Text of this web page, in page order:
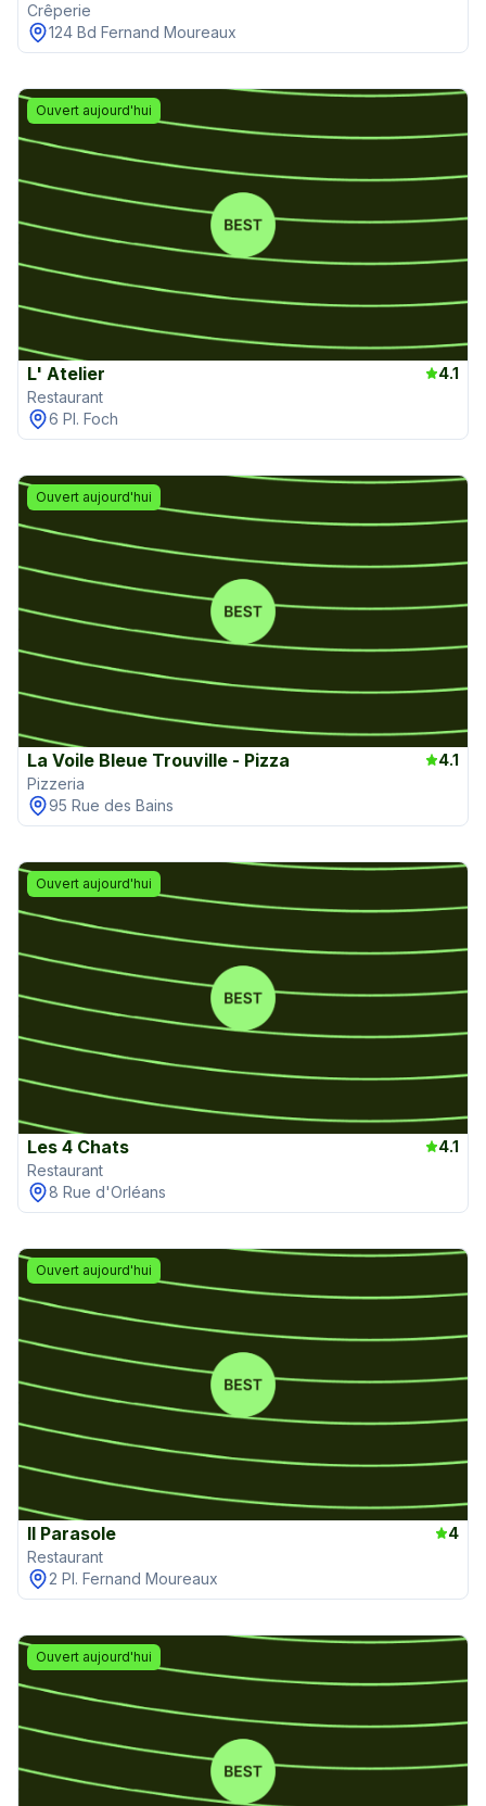
Crêperie
124 Bd Fernand Moureaux
Ouvert aujourd'hui
L' Atelier
4.1
Restaurant
6 Pl. Foch
Ouvert aujourd'hui
La Voile Bleue Trouville - Pizza
4.1
Pizzeria
95 Rue des Bains
Ouvert aujourd'hui
Les 4 Chats
4.1
Restaurant
8 Rue d'Orléans
Ouvert aujourd'hui
Il Parasole
4
Restaurant
2 Pl. Fernand Moureaux
Ouvert aujourd'hui